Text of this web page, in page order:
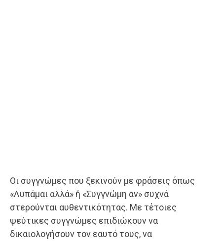
Οι συγγνώμες που ξεκινούν με φράσεις όπως
«Λυπάμαι αλλά» ή «Συγγνώμη αν» συχνά
στερούνται αυθεντικότητας. Με τέτοιες
ψεύτικες συγγνώμες επιδιώκουν να
δικαιολογήσουν τον εαυτό τους, να